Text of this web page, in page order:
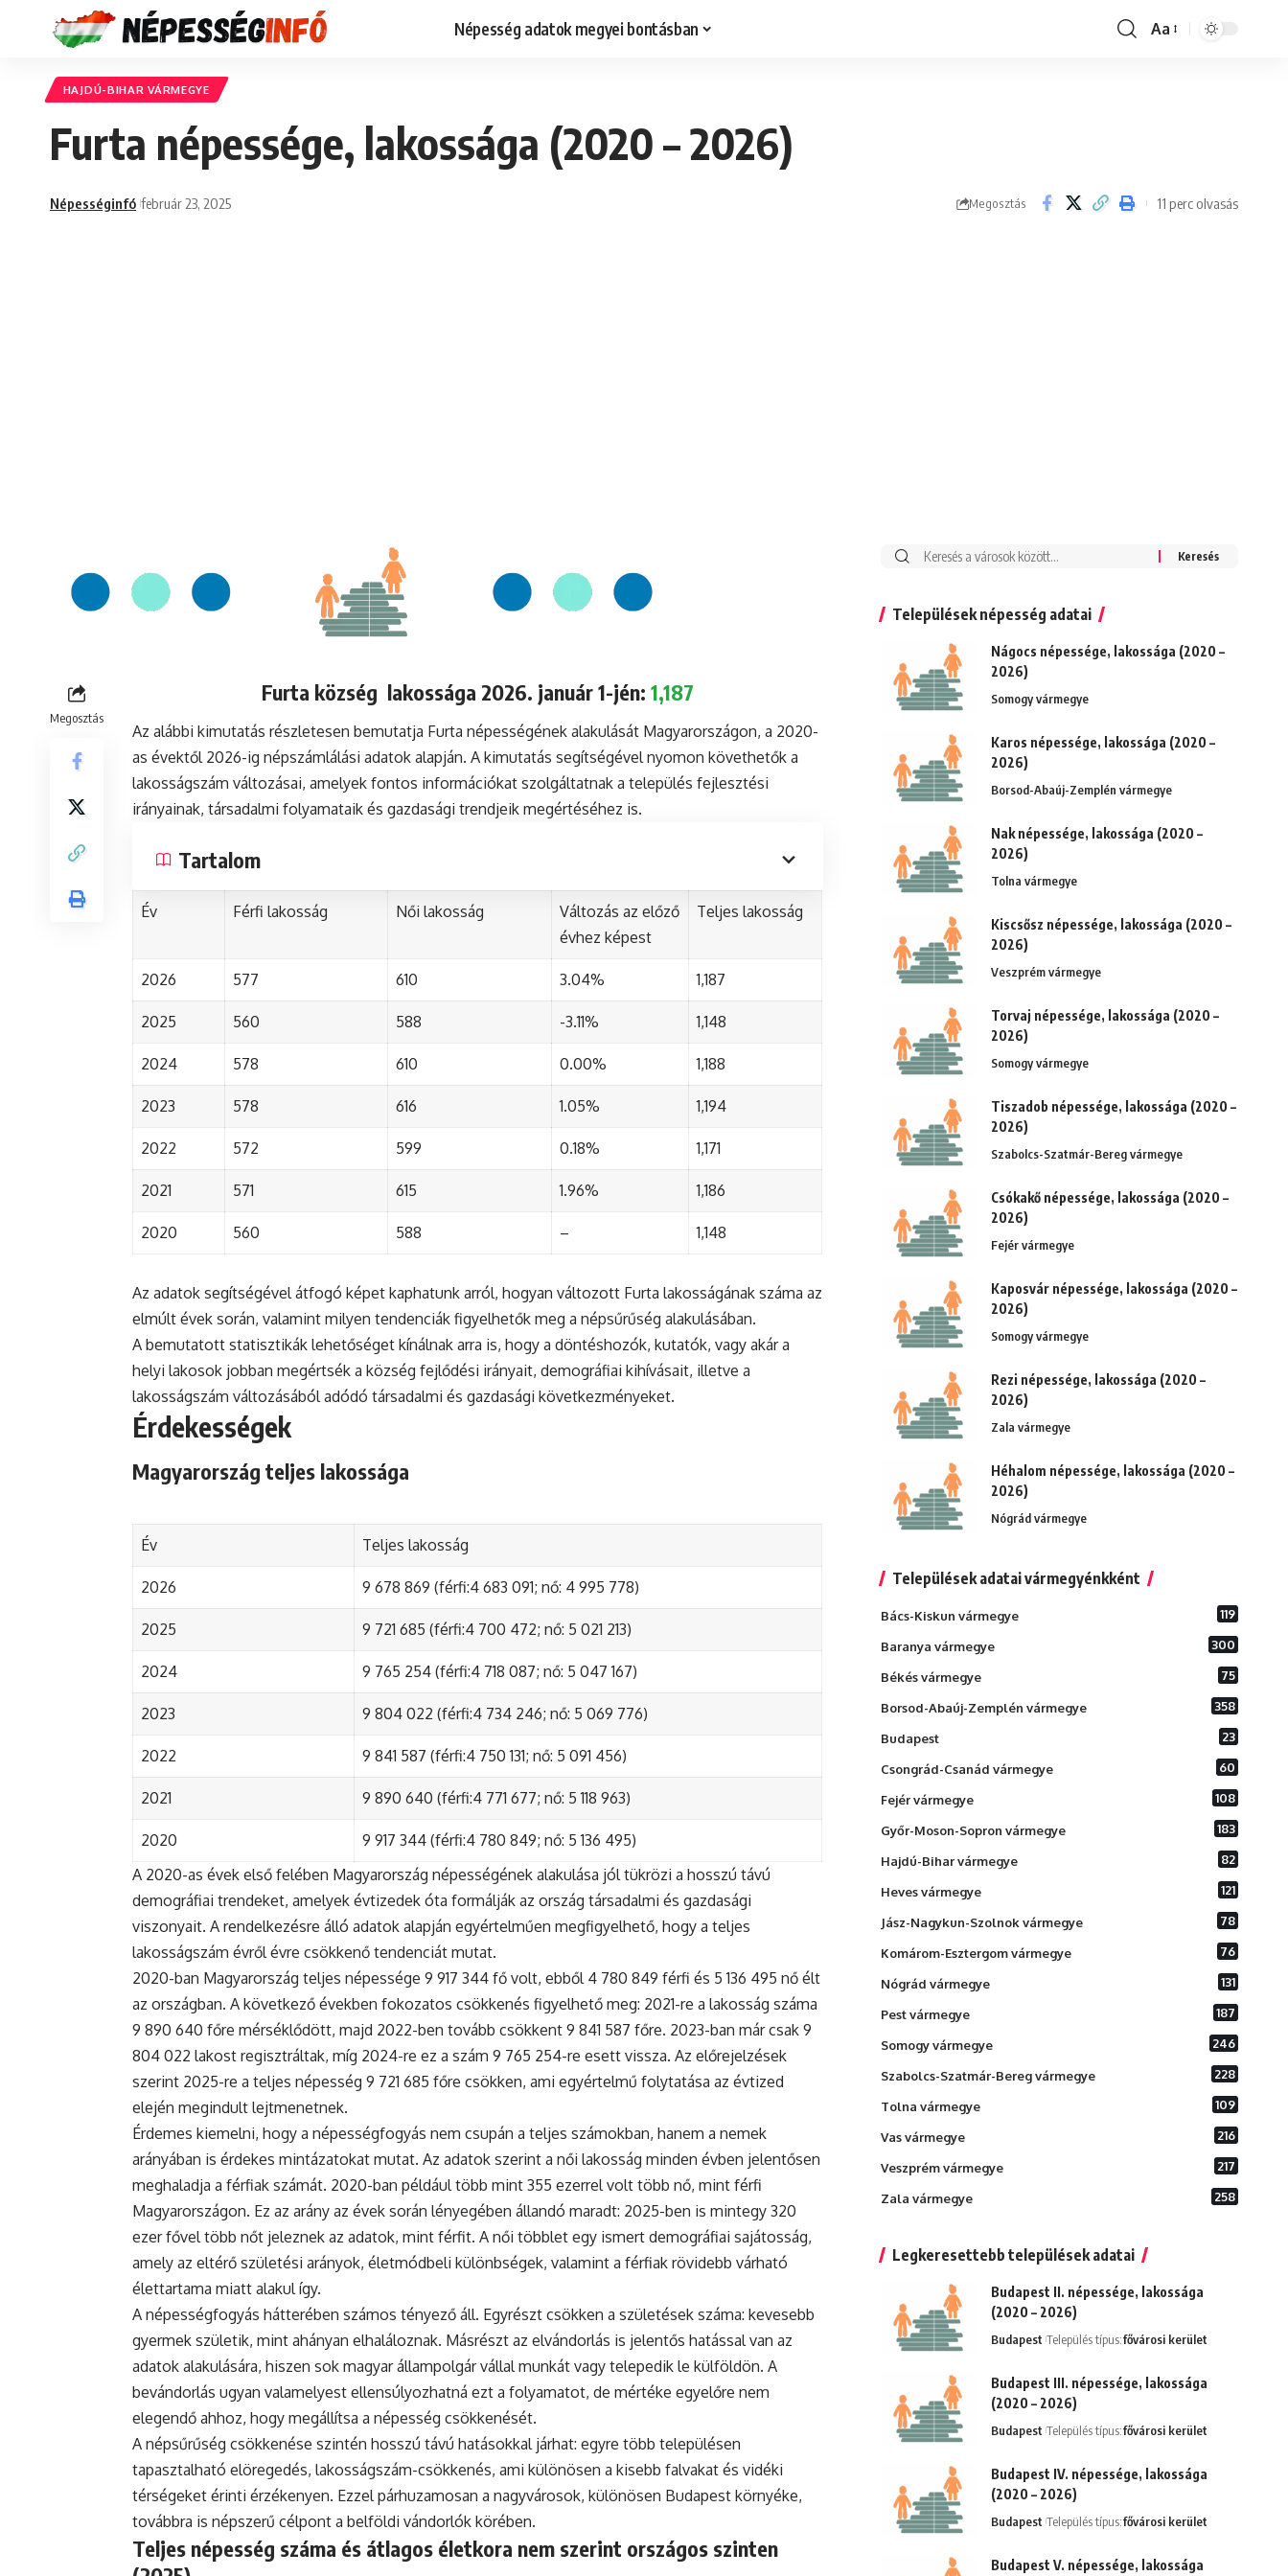
Népesség adatok megyei bontásban
Font
Aa
HAJDÚ-BIHAR VÁRMEGYE
Furta népessége, lakossága (2020 – 2026)
Népességinfó február 23, 2025 Megosztás 11 perc olvasás
Megosztás
Furta község lakossága 2026. január 1-jén: 1,187
Az alábbi kimutatás részletesen bemutatja Furta népességének alakulását Magyarországon, a 2020-
as évektől 2026-ig népszámlálási adatok alapján. A kimutatás segítségével nyomon követhetők a
lakosságszám változásai, amelyek fontos információkat szolgáltatnak a település fejlesztési
irányainak, társadalmi folyamataik és gazdasági trendjeik megértéséhez is.
Tartalom
Év Férfi lakosság Női lakosság
Változás az előző
évhez képest
Teljes lakosság
2026 577 610 3.04% 1,187
2025 560 588 -3.11% 1,148
2024 578 610 0.00% 1,188
2023 578 616 1.05% 1,194
2022 572 599 0.18% 1,171
2021 571 615 1.96% 1,186
2020 560 588 – 1,148
Az adatok segítségével átfogó képet kaphatunk arról, hogyan változott Furta lakosságának száma az
elmúlt évek során, valamint milyen tendenciák figyelhetők meg a népsűrűség alakulásában.
A bemutatott statisztikák lehetőséget kínálnak arra is, hogy a döntéshozók, kutatók, vagy akár a
helyi lakosok jobban megértsék a község fejlődési irányait, demográfiai kihívásait, illetve a
lakosságszám változásából adódó társadalmi és gazdasági következményeket.
Érdekességek
Magyarország teljes lakossága
Év Teljes lakosság
2026 9 678 869 (férfi:4 683 091; nő: 4 995 778)
2025 9 721 685 (férfi:4 700 472; nő: 5 021 213)
2024 9 765 254 (férfi:4 718 087; nő: 5 047 167)
2023 9 804 022 (férfi:4 734 246; nő: 5 069 776)
2022 9 841 587 (férfi:4 750 131; nő: 5 091 456)
2021 9 890 640 (férfi:4 771 677; nő: 5 118 963)
2020
9 917 344 (férfi:4 780 849; nő: 5 136 495)
A 2020-as évek első felében Magyarország népességének alakulása jól tükrözi a hosszú távú
demográfiai trendeket, amelyek évtizedek óta formálják az ország társadalmi és gazdasági
viszonyait. A rendelkezésre álló adatok alapján egyértelműen megfigyelhető, hogy a teljes
lakosságszám évről évre csökkenő tendenciát mutat.
2020-ban Magyarország teljes népessége 9 917 344 fő volt, ebből 4 780 849 férfi és 5 136 495 nő élt
az országban. A következő években fokozatos csökkenés figyelhető meg: 2021-re a lakosság száma
9 890 640 főre mérséklődött, majd 2022-ben tovább csökkent 9 841 587 főre. 2023-ban már csak 9
804 022 lakost regisztráltak, míg 2024-re ez a szám 9 765 254-re esett vissza. Az előrejelzések
szerint 2025-re a teljes népesség 9 721 685 főre csökken, ami egyértelmű folytatása az évtized
elején megindult lejtmenetnek.
Érdemes kiemelni, hogy a népességfogyás nem csupán a teljes számokban, hanem a nemek
arányában is érdekes mintázatokat mutat. Az adatok szerint a női lakosság minden évben jelentősen
meghaladja a férfiak számát. 2020-ban például több mint 355 ezerrel volt több nő, mint férfi
Magyarországon. Ez az arány az évek során lényegében állandó maradt: 2025-ben is mintegy 320
ezer fővel több nőt jeleznek az adatok, mint férfit. A női többlet egy ismert demográfiai sajátosság,
amely az eltérő születési arányok, életmódbeli különbségek, valamint a férfiak rövidebb várható
élettartama miatt alakul így.
A népességfogyás hátterében számos tényező áll. Egyrészt csökken a születések száma: kevesebb
gyermek születik, mint ahányan elhaláloznak. Másrészt az elvándorlás is jelentős hatással van az
adatok alakulására, hiszen sok magyar állampolgár vállal munkát vagy telepedik le külföldön. A
bevándorlás ugyan valamelyest ellensúlyozhatná ezt a folyamatot, de mértéke egyelőre nem
elegendő ahhoz, hogy megállítsa a népesség csökkenését.
A népsűrűség csökkenése szintén hosszú távú hatásokkal járhat: egyre több településen
tapasztalható elöregedés, lakosságszám-csökkenés, ami különösen a kisebb falvakat és vidéki
térségeket érinti érzékenyen. Ezzel párhuzamosan a nagyvárosok, különösen Budapest környéke,
továbbra is népszerű célpont a belföldi vándorlók körében.
Teljes népesség száma és átlagos életkora nem szerint országos szinten
Keresés:
Települések népesség adatai
Nágocs népessége, lakossága (2020 –
2026)
Somogy vármegye
Karos népessége, lakossága (2020 –
2026)
Borsod-Abaúj-Zemplén vármegye
Nak népessége, lakossága (2020 –
2026)
Tolna vármegye
Kiscsősz népessége, lakossága (2020 –
2026)
Veszprém vármegye
Torvaj népessége, lakossága (2020 –
2026)
Somogy vármegye
Tiszadob népessége, lakossága (2020 –
2026)
Szabolcs-Szatmár-Bereg vármegye
Csókakő népessége, lakossága (2020 –
2026)
Fejér vármegye
Kaposvár népessége, lakossága (2020 –
2026)
Somogy vármegye
Rezi népessége, lakossága (2020 –
2026)
Zala vármegye
Héhalom népessége, lakossága (2020 –
2026)
Nógrád vármegye
Települések adatai vármegyénkként
Bács-Kiskun vármegye 119
Baranya vármegye 300
Békés vármegye 75
Borsod-Abaúj-Zemplén vármegye 358
Budapest 23
Csongrád-Csanád vármegye 60
Fejér vármegye 108
Győr-Moson-Sopron vármegye 183
Hajdú-Bihar vármegye 82
Heves vármegye 121
Jász-Nagykun-Szolnok vármegye 78
Komárom-Esztergom vármegye 76
Nógrád vármegye 131
Pest vármegye 187
Somogy vármegye 246
Szabolcs-Szatmár-Bereg vármegye 228
Tolna vármegye 109
Vas vármegye 216
Veszprém vármegye 217
Zala vármegye 258
Legkeresettebb települések adatai
Budapest II. népessége, lakossága
(2020 – 2026)
Budapest Település típus:fővárosi kerület
Budapest III. népessége, lakossága
(2020 – 2026)
Budapest Település típus:fővárosi kerület
Budapest IV. népessége, lakossága
(2020 – 2026)
Budapest Település típus:fővárosi kerület
Budapest V. népessége, lakossága